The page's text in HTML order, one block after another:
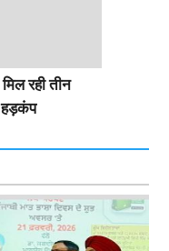
रही तीन
हड़कंप